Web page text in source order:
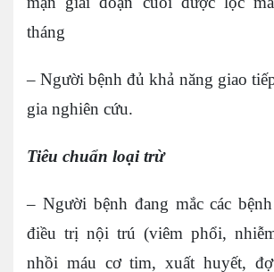
tháng
– Người bệnh đủ khả năng giao
gia nghiên cứu.
Tiêu chuẩn loại trừ
– Người bệnh đang mắc các
điều trị nội trú (viêm phổi,
nhồi máu cơ tim, xuất huyết,